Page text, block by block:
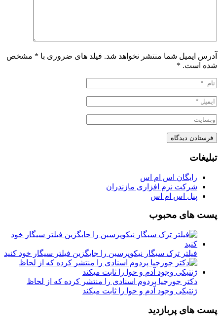
آدرس ایمیل شما منتشر نخواهد شد. فیلد های ضروری با * مشخص
شده است. *
تبلیغات
رایگان اس ام اس
شرکت نرم افزاری مازندران
پنل اس ام اس
پست های محبوب
فیلتر ترک سیگار نیکوپرسین را جایگزین فیلتر سیگار خود کنید
دکتر جورجیا پردوم اسنادی را منتشر کرده که از لحاظ
ژنتیکی وجود آدم و حوا را ثابت میکند
پست های پربازدید